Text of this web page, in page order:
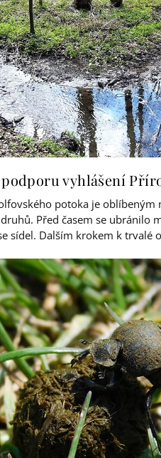
vyhlášení
potoka je
Před časem se ubránilo
sídel. Dalším krokem k